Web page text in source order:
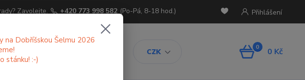
CZK
Přihlášení
Zavolejte. +420 773 998 582 (Po-Pá, 8-18 hod.)
0 0 Kč
na Dobříšskou Šelmu 2026
stánku! :-)